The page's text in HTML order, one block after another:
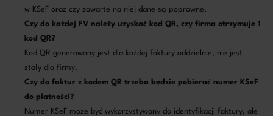
w KSeF oraz czy zawarte na niej dane są poprawne.
Czy do każdej FV należy uzyskać kod QR, czy firma otrzymuje 1
kod QR?
Kod QR generowany jest dla każdej faktury oddzielnie, nie jest
stały dla firmy.
Czy do faktur z kodem QR trzeba będzie pobierać numer KSeF
do płatności?
Numer KSeF może być wykorzystywany do identyfikacji faktury, ale